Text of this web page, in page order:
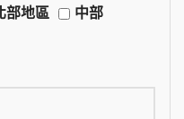
部地區
中部